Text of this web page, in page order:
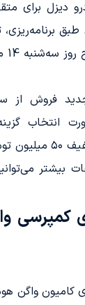
برنامه‌ریزی،
فروش از
انتخاب
کامیون‌ها، از
بیشتر
کمپرسی
کامیون واگن